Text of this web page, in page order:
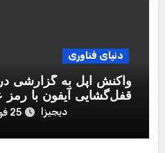
دنیای فناوری
واکنش اپل به گزارشی
قفل‌گشایی آیفون با رمز
دیجیزا 25 فوریه 2023